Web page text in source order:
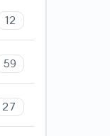
12
59
27